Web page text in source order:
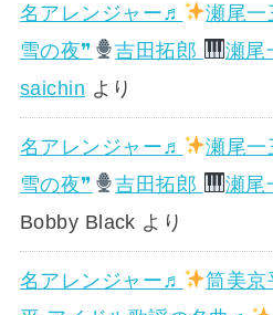
名アレンジャー♬ 瀬尾一
雪の夜❞
吉田拓郎 瀬尾
saichin より
名アレンジャー♬ 瀬尾一
雪の夜❞
吉田拓郎 瀬尾
Bobby Black より
名アレンジャー♬ 筒美京